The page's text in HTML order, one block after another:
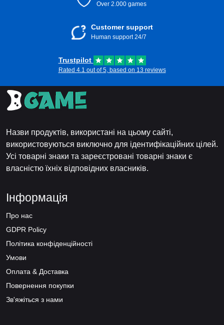
Over 2.000 games
Customer support
Human support 24/7
Trustpilot
Rated 4.1 out of 5, based on 13 reviews
Назви продуктів, використані на цьому сайті,
використовуються виключно для ідентифікаційних цілей.
Усі товарні знаки та зареєстровані товарні знаки є
власністю їхніх відповідних власників.
Інформація
Про нас
GDPR Policy
Політика конфіденційності
Умови
Оплата & Доставка
Повернення покупки
Зв'яжіться з нами